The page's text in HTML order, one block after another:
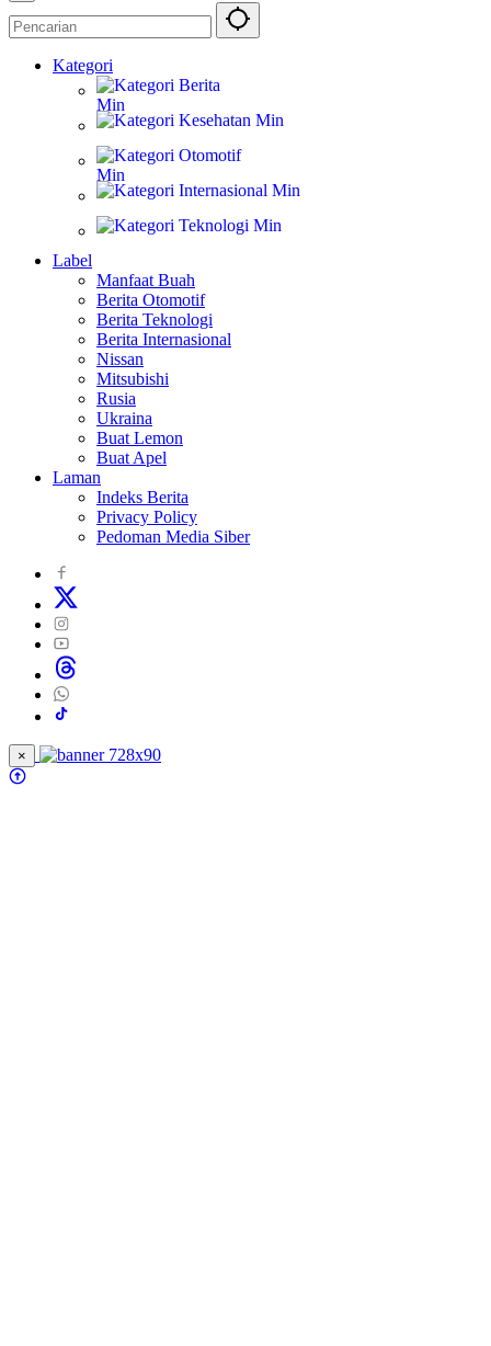
Kategori
Label
Manfaat Buah
Berita Otomotif
Berita Teknologi
Berita Internasional
Nissan
Mitsubishi
Rusia
Ukraina
Buat Lemon
Buat Apel
Laman
Indeks Berita
Privacy Policy
Pedoman Media Siber
×